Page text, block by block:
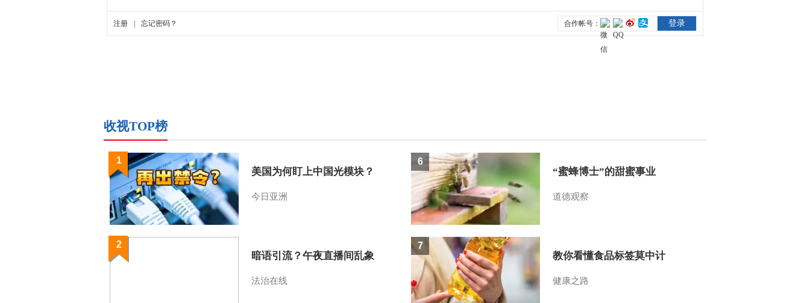
收视TOP榜
美国为何盯上中国光模块？
今日亚洲
1
暗语引流？午夜直播间乱象
法治在线
2
“蜜蜂博士”的甜蜜事业
道德观察
6
教你看懂食品标签莫中计
健康之路
7